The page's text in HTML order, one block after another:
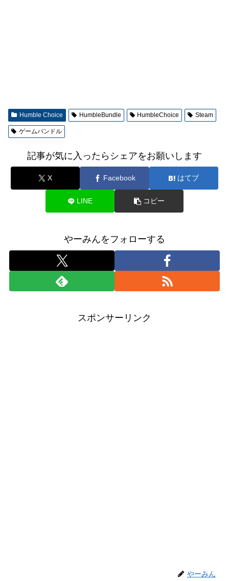
Humble Choice HumbleBundle HumbleChoice Steam
ゲームバンドル
記事が気に入ったらシェアをお願いします
X Facebook はてブ
LINE コピー
やーみんをフォローする
スポンサーリンク
やーみん